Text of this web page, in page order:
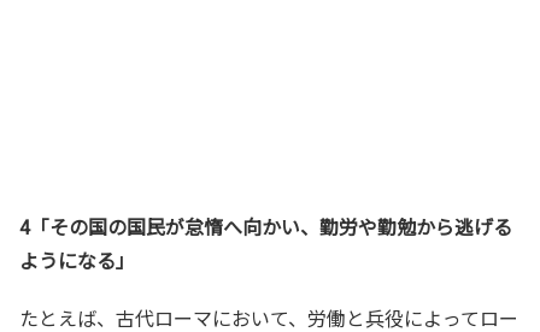
4「その国の国民が怠惰へ向かい、勤労や勤勉から逃げる
ようになる」
たとえば、古代ローマにおいて、労働と兵役によってロー